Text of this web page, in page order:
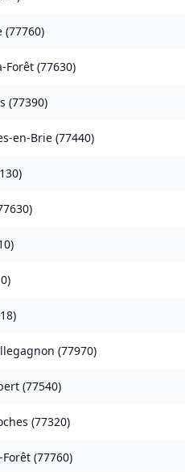
(77760)
Forêt (77630)
(77390)
en-Brie (77440)
)
)
)
)
)
(77970)
(77540)
(77320)
(77760)